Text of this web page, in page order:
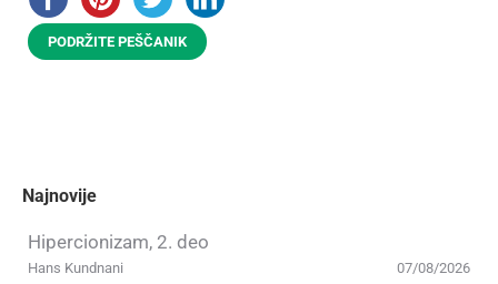
PODRŽITE PEŠČANIK
Najnovije
Hipercionizam, 2. deo
07/08/2026
Hans Kundnani